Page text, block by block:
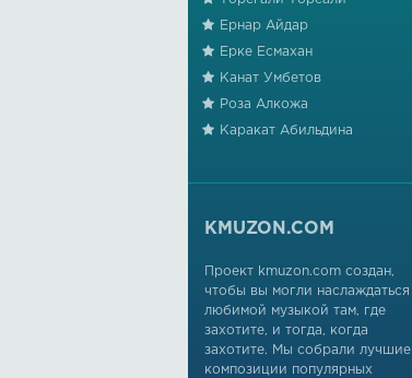
Ернар Айдар
Ерке Есмахан
Канат Умбетов
Роза Алкожа
Каракат Абильдина
KMUZON.COM
Проект kmuzon.com создан,
чтобы вы могли наслаждаться
любимой музыкой там, где
захотите, и тогда, когда
захотите. Мы собрали лучшие
композиции популярных